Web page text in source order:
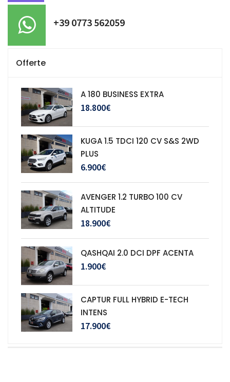
+39 0773 562059
Offerte
A 180 BUSINESS EXTRA
18.800€
KUGA 1.5 TDCI 120 CV S&S 2WD
PLUS
6.900€
AVENGER 1.2 TURBO 100 CV
ALTITUDE
18.900€
QASHQAI 2.0 DCI DPF ACENTA
1.900€
CAPTUR FULL HYBRID E-TECH
INTENS
17.900€